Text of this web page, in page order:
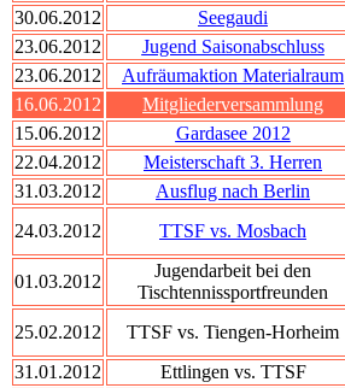
30.06.2012
Seegaudi
23.06.2012
Jugend Saisonabschluss
23.06.2012
Aufräumaktion Materialraum
16.06.2012
Mitgliederversammlung
15.06.2012
Gardasee 2012
22.04.2012
Meisterschaft 3. Herren
31.03.2012
Ausflug nach Berlin
24.03.2012
TTSF vs. Mosbach
01.03.2012
Jugendarbeit bei den
Tischtennissportfreunden
25.02.2012
TTSF vs. Tiengen-Horheim
31.01.2012
Ettlingen vs. TTSF